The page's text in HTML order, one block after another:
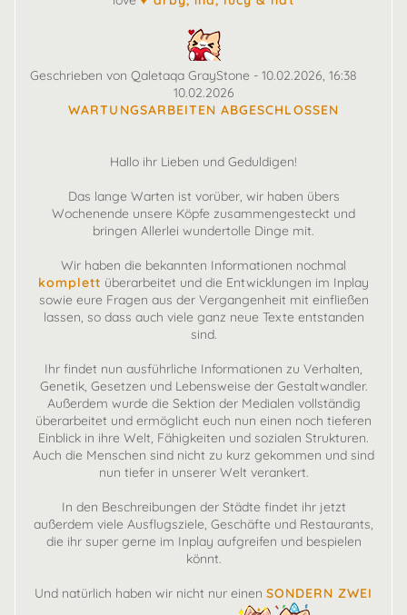
Geschrieben von Qaletaqa GrayStone - 10.02.2026, 16:38
10.02.2026
WARTUNGSARBEITEN ABGESCHLOSSEN
Hallo ihr Lieben und Geduldigen!
Das lange Warten ist vorüber, wir haben übers
Wochenende unsere Köpfe zusammengesteckt und
bringen Allerlei wundertolle Dinge mit.
Wir haben die bekannten Informationen nochmal
komplett überarbeitet und die Entwicklungen im Inplay
sowie eure Fragen aus der Vergangenheit mit einfließen
lassen, so dass auch viele ganz neue Texte entstanden
sind.
Ihr findet nun ausführliche Informationen zu Verhalten,
Genetik, Gesetzen und Lebensweise der Gestaltwandler.
Außerdem wurde die Sektion der Medialen vollständig
überarbeitet und ermöglicht euch nun einen noch tieferen
Einblick in ihre Welt, Fähigkeiten und sozialen Strukturen.
Auch die Menschen sind nicht zu kurz gekommen und sind
nun tiefer in unserer Welt verankert.
In den Beschreibungen der Städte findet ihr jetzt
außerdem viele Ausflugsziele, Geschäfte und Restaurants,
die ihr super gerne im Inplay aufgreifen und bespielen
könnt.
Und natürlich haben wir nicht nur einen SONDERN ZWEI